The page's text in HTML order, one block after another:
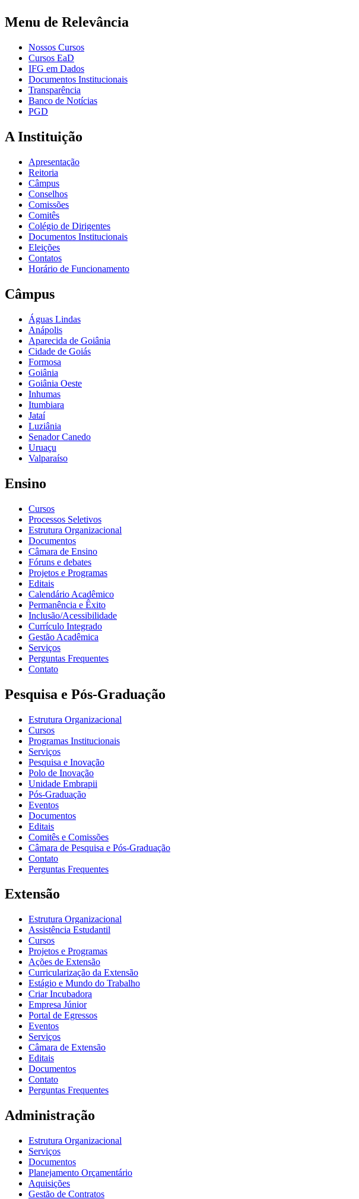
Menu de Relevância
Nossos Cursos
Cursos EaD
IFG em Dados
Documentos Institucionais
Transparência
Banco de Notícias
PGD
A Instituição
Apresentação
Reitoria
Câmpus
Conselhos
Comissões
Comitês
Colégio de Dirigentes
Documentos Institucionais
Eleições
Contatos
Horário de Funcionamento
Câmpus
Águas Lindas
Anápolis
Aparecida de Goiânia
Cidade de Goiás
Formosa
Goiânia
Goiânia Oeste
Inhumas
Itumbiara
Jataí
Luziânia
Senador Canedo
Uruaçu
Valparaíso
Ensino
Cursos
Processos Seletivos
Estrutura Organizacional
Documentos
Câmara de Ensino
Fóruns e debates
Projetos e Programas
Editais
Calendário Acadêmico
Permanência e Êxito
Inclusão/Acessibilidade
Currículo Integrado
Gestão Acadêmica
Serviços
Perguntas Frequentes
Contato
Pesquisa e Pós-Graduação
Estrutura Organizacional
Cursos
Programas Institucionais
Serviços
Pesquisa e Inovação
Polo de Inovação
Unidade Embrapii
Pós-Graduação
Eventos
Documentos
Editais
Comitês e Comissões
Câmara de Pesquisa e Pós-Graduação
Contato
Perguntas Frequentes
Extensão
Estrutura Organizacional
Assistência Estudantil
Cursos
Projetos e Programas
Ações de Extensão
Curricularização da Extensão
Estágio e Mundo do Trabalho
Criar Incubadora
Empresa Júnior
Portal de Egressos
Eventos
Serviços
Câmara de Extensão
Editais
Documentos
Contato
Perguntas Frequentes
Administração
Estrutura Organizacional
Serviços
Documentos
Planejamento Orçamentário
Aquisições
Gestão de Contratos